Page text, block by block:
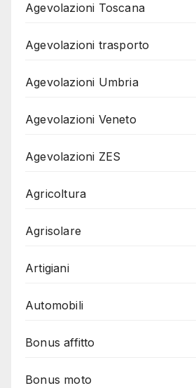
Agevolazioni Toscana
Agevolazioni trasporto
Agevolazioni Umbria
Agevolazioni Veneto
Agevolazioni ZES
Agricoltura
Agrisolare
Artigiani
Automobili
Bonus affitto
Bonus moto